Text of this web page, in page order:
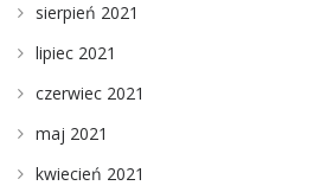
sierpień 2021
lipiec 2021
czerwiec 2021
maj 2021
kwiecień 2021